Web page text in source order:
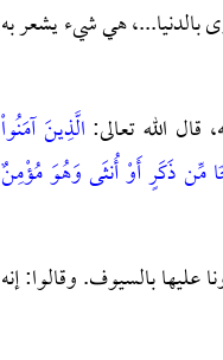
بالدنيا...، هي شيء يشعر به
الله تعالى: الَّذِينَ آمَنُواْ
ذَكَرٍ أَوْ أُنثَى وَهُوَ مُؤْمِنٌ
بالسيوف. وقالوا: إنه